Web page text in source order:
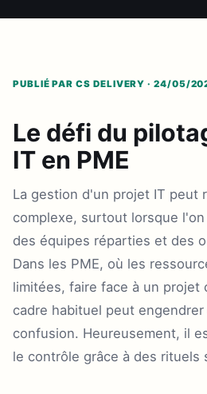
PUBLIÉ PAR CS DELIVERY · 24/05/
Le défi du
IT en PME
La gestion d'un projet IT peut
complexe, surtout lorsque
des équipes réparties et des
Dans les PME, où les
limitées, faire face à un projet
cadre habituel peut
confusion. Heureusement, il
le contrôle grâce à des rituels